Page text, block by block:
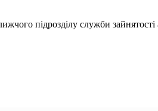
підрозділу служби